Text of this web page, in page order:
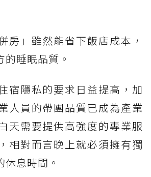
房」雖然能省下飯店成本，
睡眠品質。
宿隱私的要求日益提高，加
人員的帶團品質已成為產業
天需要提供高強度的專業服
相對而言晚上就必須擁有獨
息時間。